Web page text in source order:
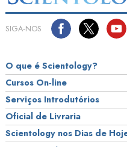
SIGA‑NOS
O que é Scientology?
Cursos On‑line
Serviços Introdutórios
Oficial de Livraria
Scientology nos Dias de